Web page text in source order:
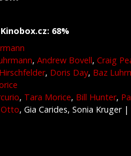
68%
, Andrew Bovell, Craig
, Doris Day, Baz
, Tara Morice, Bill Hunter,
, Gia Carides, Sonia Kruger |